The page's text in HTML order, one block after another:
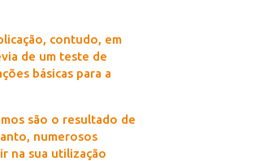
contudo, em
de um teste de
básicas para a
são o resultado de
numerosos
na sua utilização